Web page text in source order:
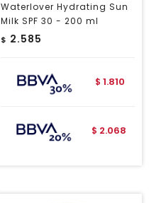
Waterlover Hydrating Sun
Milk SPF 30 - 200 ml
$ 2.585
$ 1.810
$ 2.068